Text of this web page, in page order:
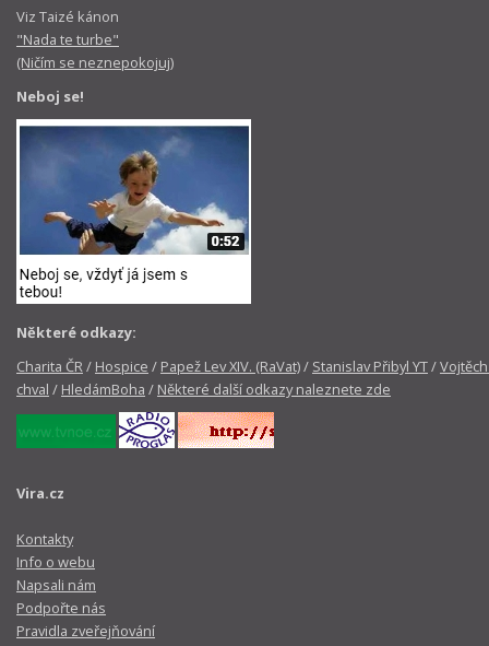
Viz Taizé kánon
"Nada te turbe"
(Ničím se neznepokojuj)
Neboj se!
Některé odkazy:
Charita ČR / Hospice / Papež Lev XIV. (RaVat)/ Stanislav Přibyl YT/
chval / HledámBoha / Některé další odkazy naleznete zde
Vira.cz
Kontakty
Info o webu
Napsali nám
Podpořte nás
Pravidla zveřejňování